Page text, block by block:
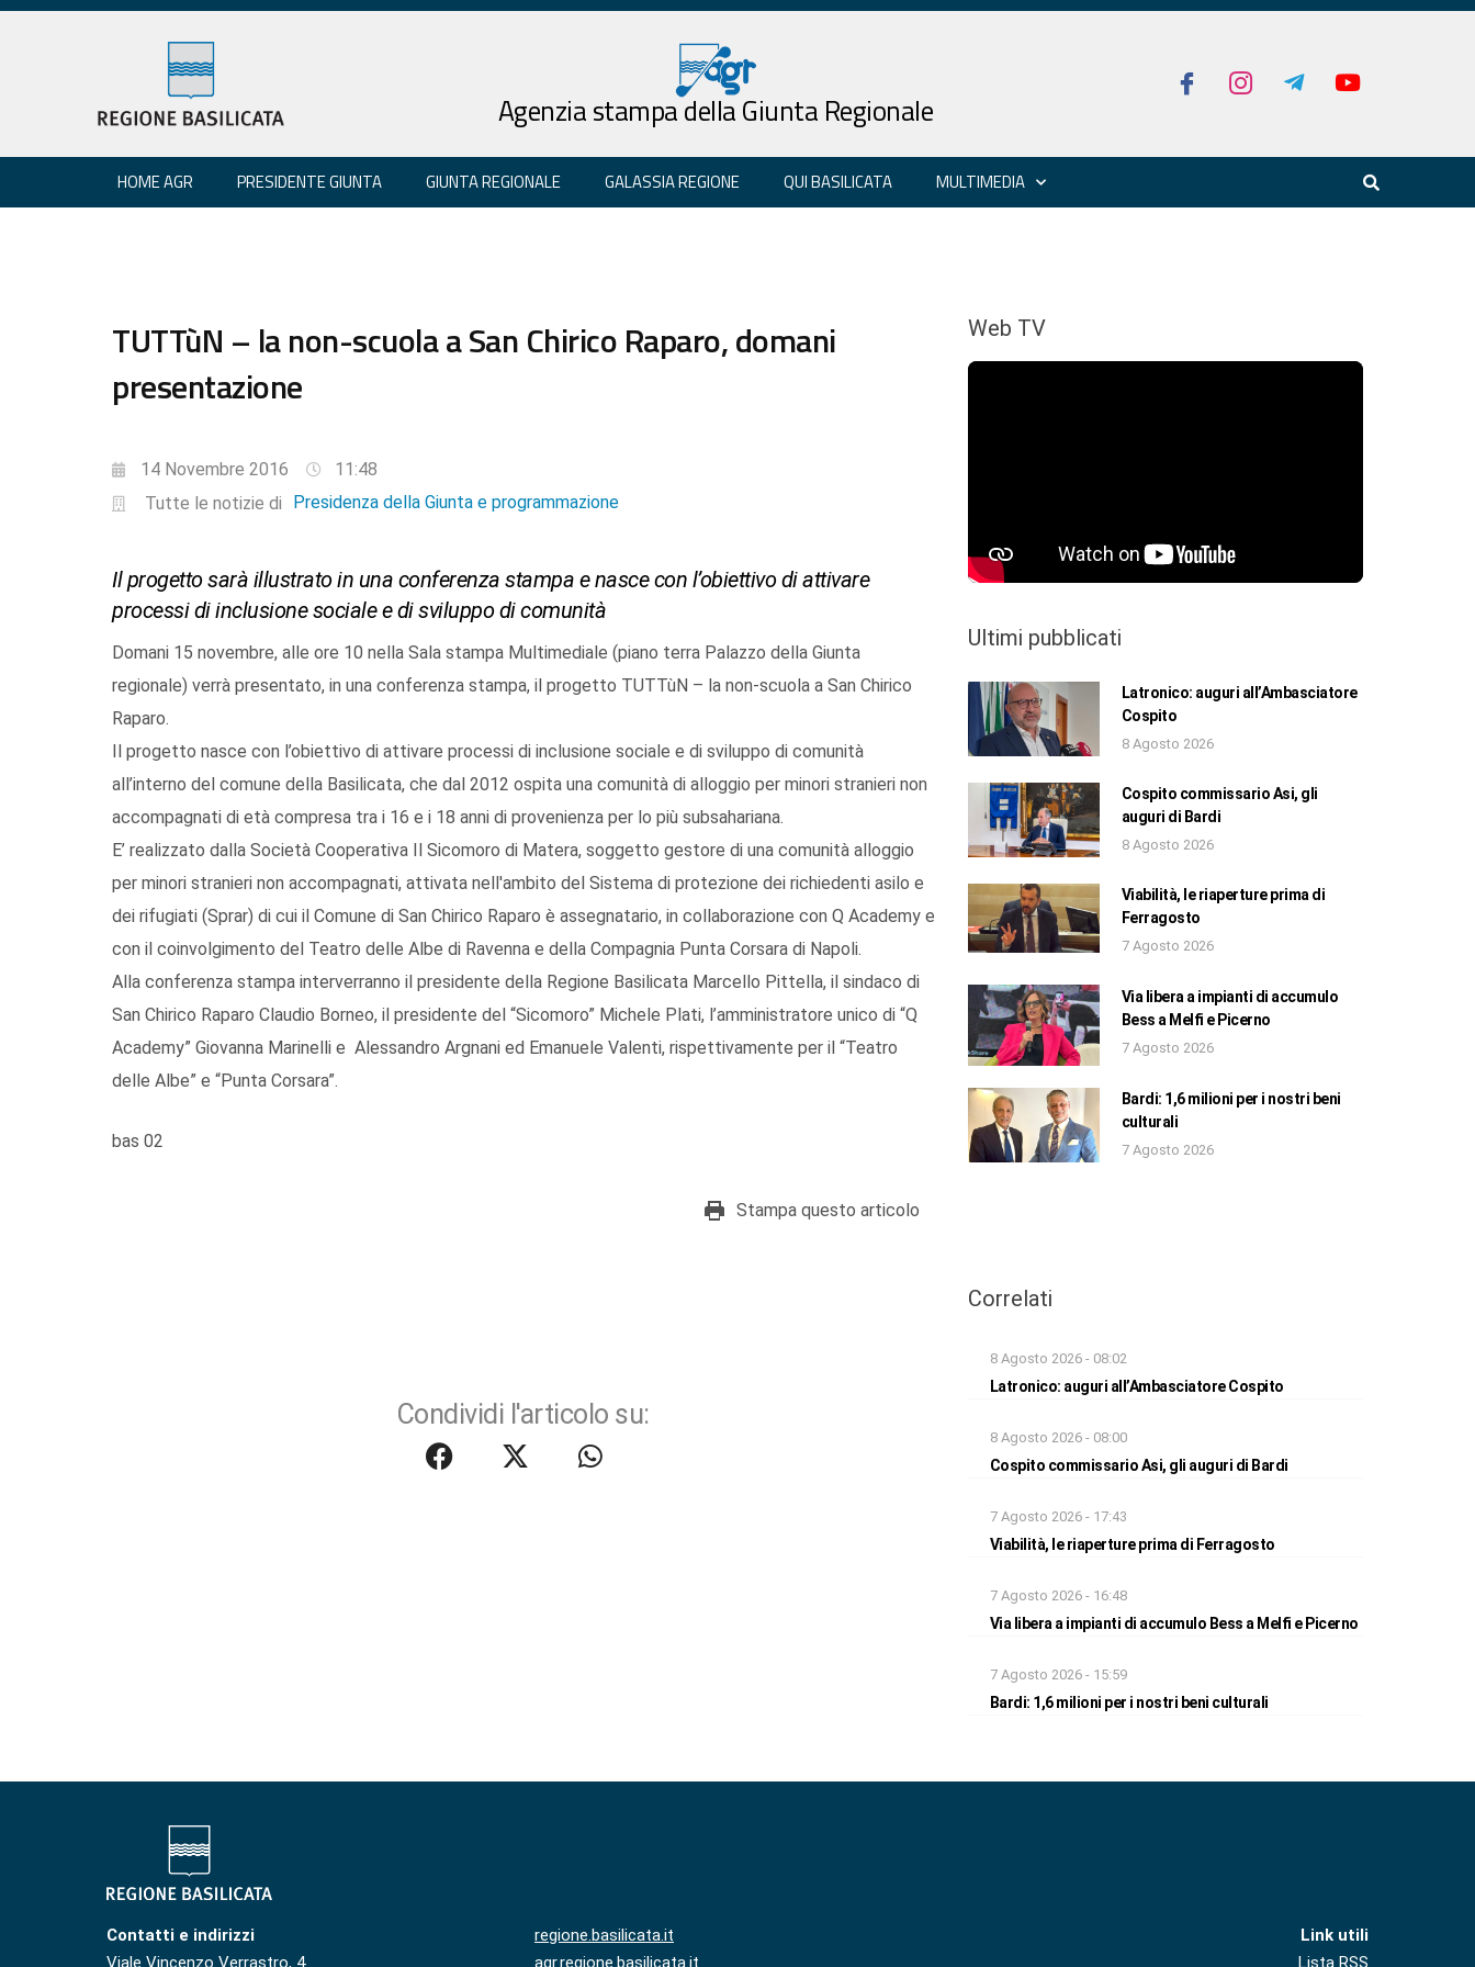
Agenzia stampa della Giunta Regionale
HOME AGR PRESIDENTE GIUNTA GIUNTA REGIONALE GALASSIA REGIONE QUI BASILICATA MULTIMEDIA
TUTTùN – la non-scuola a San Chirico Raparo, domani
presentazione
14 Novembre 2016
11:48
Tutte le notizie di
Presidenza della Giunta e programmazione
Il progetto sarà illustrato in una conferenza stampa e nasce con l’obiettivo di attivare
processi di inclusione sociale e di sviluppo di comunità
Domani 15 novembre, alle ore 10 nella Sala stampa Multimediale (piano terra Palazzo della Giunta
regionale) verrà presentato, in una conferenza stampa, il progetto TUTTùN – la non-scuola a San Chirico
Raparo.
Il progetto nasce con l’obiettivo di attivare processi di inclusione sociale e di sviluppo di comunità
all’interno del comune della Basilicata, che dal 2012 ospita una comunità di alloggio per minori stranieri non
accompagnati di età compresa tra i 16 e i 18 anni di provenienza per lo più subsahariana.
E’ realizzato dalla Società Cooperativa Il Sicomoro di Matera, soggetto gestore di una comunità alloggio
per minori stranieri non accompagnati, attivata nell'ambito del Sistema di protezione dei richiedenti asilo e
dei rifugiati (Sprar) di cui il Comune di San Chirico Raparo è assegnatario, in collaborazione con Q Academy e
con il coinvolgimento del Teatro delle Albe di Ravenna e della Compagnia Punta Corsara di Napoli.
Alla conferenza stampa interverranno il presidente della Regione Basilicata Marcello Pittella, il sindaco di
San Chirico Raparo Claudio Borneo, il presidente del “Sicomoro” Michele Plati, l’amministratore unico di “Q
Academy” Giovanna Marinelli e Alessandro Argnani ed Emanuele Valenti, rispettivamente per il “Teatro
delle Albe” e “Punta Corsara”.
bas 02
Stampa questo articolo
Condividi l'articolo su:
Web TV
Ultimi pubblicati
Latronico: auguri all’Ambasciatore
Cospito
8 Agosto 2026
Cospito commissario Asi, gli
auguri di Bardi
8 Agosto 2026
Viabilità, le riaperture prima di
Ferragosto
7 Agosto 2026
Via libera a impianti di accumulo
Bess a Melfi e Picerno
7 Agosto 2026
Bardi: 1,6 milioni per i nostri beni
culturali
7 Agosto 2026
Correlati
8 Agosto 2026 - 08:02
Latronico: auguri all’Ambasciatore Cospito
8 Agosto 2026 - 08:00
Cospito commissario Asi, gli auguri di Bardi
7 Agosto 2026 - 17:43
Viabilità, le riaperture prima di Ferragosto
7 Agosto 2026 - 16:48
Via libera a impianti di accumulo Bess a Melfi e Picerno
7 Agosto 2026 - 15:59
Bardi: 1,6 milioni per i nostri beni culturali
Contatti e indirizzi
Viale Vincenzo Verrastro, 4
regione.basilicata.it
agr.regione.basilicata.it
Link utili
Lista RSS